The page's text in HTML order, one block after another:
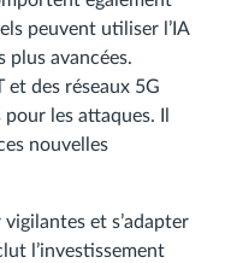
peuvent utiliser l’IA
plus avancées.
et des réseaux 5G
les attaques. Il
nouvelles
et s’adapter
l’investissement